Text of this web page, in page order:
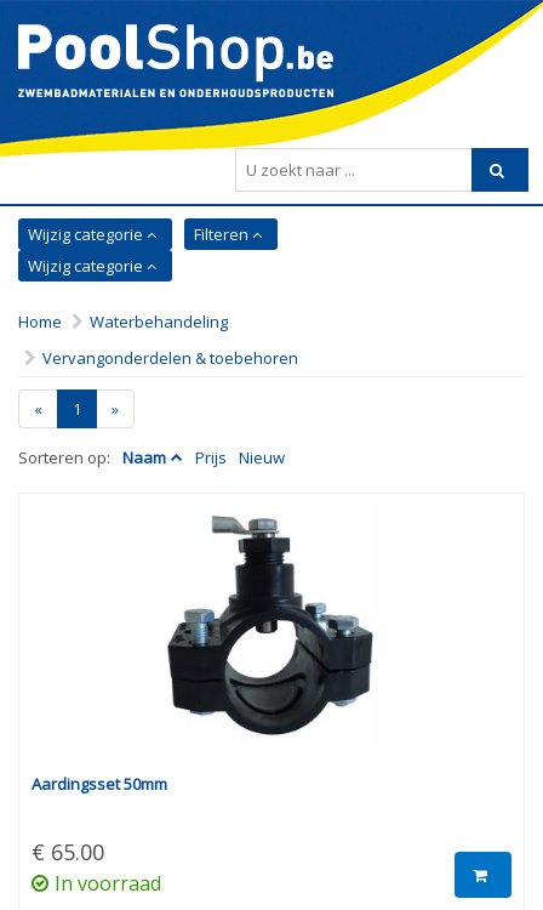
Wijzig categorie
Filteren
Wijzig categorie
Home
Waterbehandeling
Vervangonderdelen & toebehoren
« 1 »
Sorteren op: Naam Prijs Nieuw
Aardingsset 50mm
€ 65.00
In voorraad